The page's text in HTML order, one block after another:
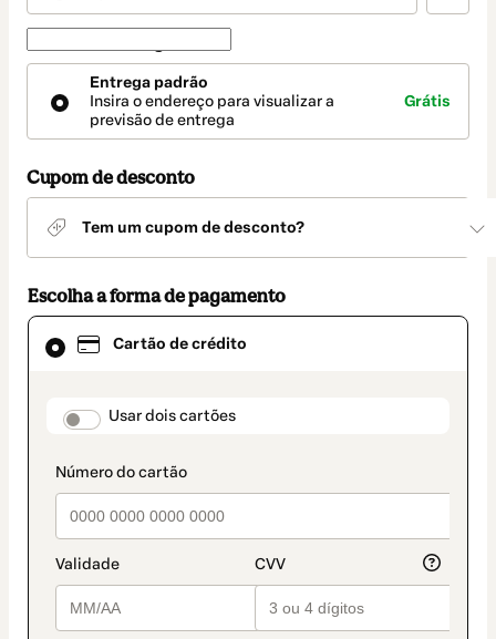
Forma
entrega
Entrega padrão
Insira o endereço para visualizar a
previsão de entrega
Grátis
Cupom de desconto
Tem um cupom de desconto?
Escolha a forma de pagamento
Cartão de crédito
payment_data.section_title_v2
Usar dois cartões
Cartão
de
como
método
pagamento